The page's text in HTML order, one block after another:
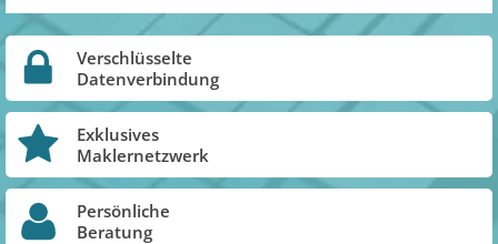
Verschlüsselte
Datenverbindung
Exklusives
Maklernetzwerk
Persönliche
Beratung